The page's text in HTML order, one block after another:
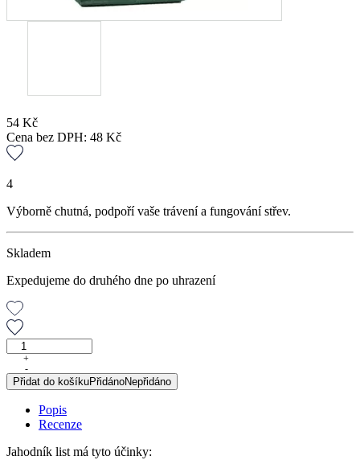
54 Kč
Cena bez DPH: 48 Kč
4
Výborně chutná, podpoří vaše trávení a fungování střev.
Skladem
Expedujeme do druhého dne po uhrazení
Jahodník
30
g
množství
+
-
Přidat do košíkuPřidánoNepřidáno
Popis
Recenze
Jahodník list má tyto účinky: